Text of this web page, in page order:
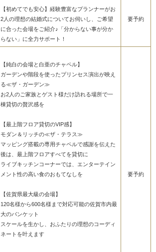
【初めてでも安心】経験豊富なプランナーがお
2人の理想の結婚式についてお伺いし、ご希望
に合った会場をご紹介♪「分からない事が分か
らない」に全力サポート！
要予約
【純白の会場と白亜のチャペル】
ガーデンや階段を使ったプリンセス演出が映え
る≪ザ・ガーデン≫
お2人のご家族とゲスト様だけ訪れる場所で一
棟貸切の贅沢感を
【最上階フロア貸切のVIP感】
モダン＆リッチの≪ザ・テラス≫
マッピング搭載の専用チャペルで感謝を伝えた
後は、最上階フロアすべてを貸切に
ライブキッチンコーナーでは、エンターテイン
メント性の高い食のおもてなしを
【佐賀県最大級の会場】
120名様から600名様まで対応可能の佐賀市内最
大のバンケット
スケールを生かし、おふたりの理想のコーディ
ネートを叶えます
要予約